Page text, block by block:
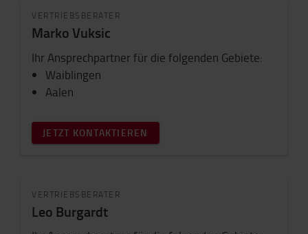
VERTRIEBSBERATER
Marko Vuksic
Ihr Ansprechpartner für die folgenden Gebiete:
Waiblingen
Aalen
JETZT KONTAKTIEREN
VERTRIEBSBERATER
Leo Burgardt